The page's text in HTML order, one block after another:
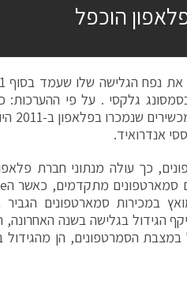
הוכפל
אנדרואיד.
כך עולה מנתוני חברת
במכירות סמארטפונים
במצבת הסמרטפונים, הן מהגידול